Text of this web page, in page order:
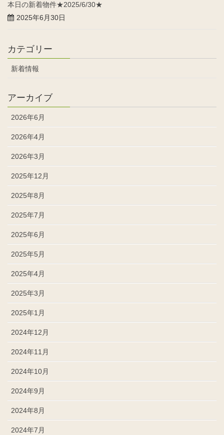
本日の新着物件★2025/6/30★
2025年6月30日
カテゴリー
新着情報
アーカイブ
2026年6月
2026年4月
2026年3月
2025年12月
2025年8月
2025年7月
2025年6月
2025年5月
2025年4月
2025年3月
2025年1月
2024年12月
2024年11月
2024年10月
2024年9月
2024年8月
2024年7月